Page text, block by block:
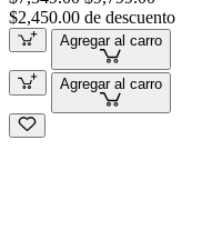
$2,450.00 de descuento
Agregar al carro
Agregar al carro